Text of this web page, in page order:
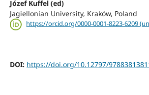
Józef Kuffel (ed)
Jagiellonian University, Kraków, Poland
https://orcid.org/0000-0001-8223-6209
DOI: https://doi.org/10.12797/